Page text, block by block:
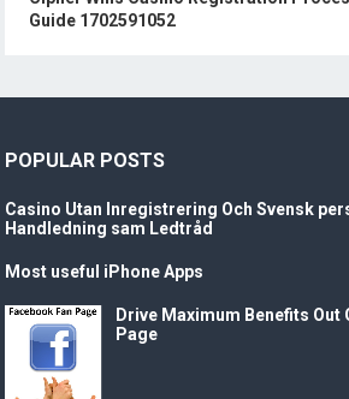
Guide 1702591052
POPULAR POSTS
Casino Utan Inregistrering Och Svensk
Handledning sam Ledtråd
Most useful iPhone Apps
Drive Maximum Benefits Out
Page